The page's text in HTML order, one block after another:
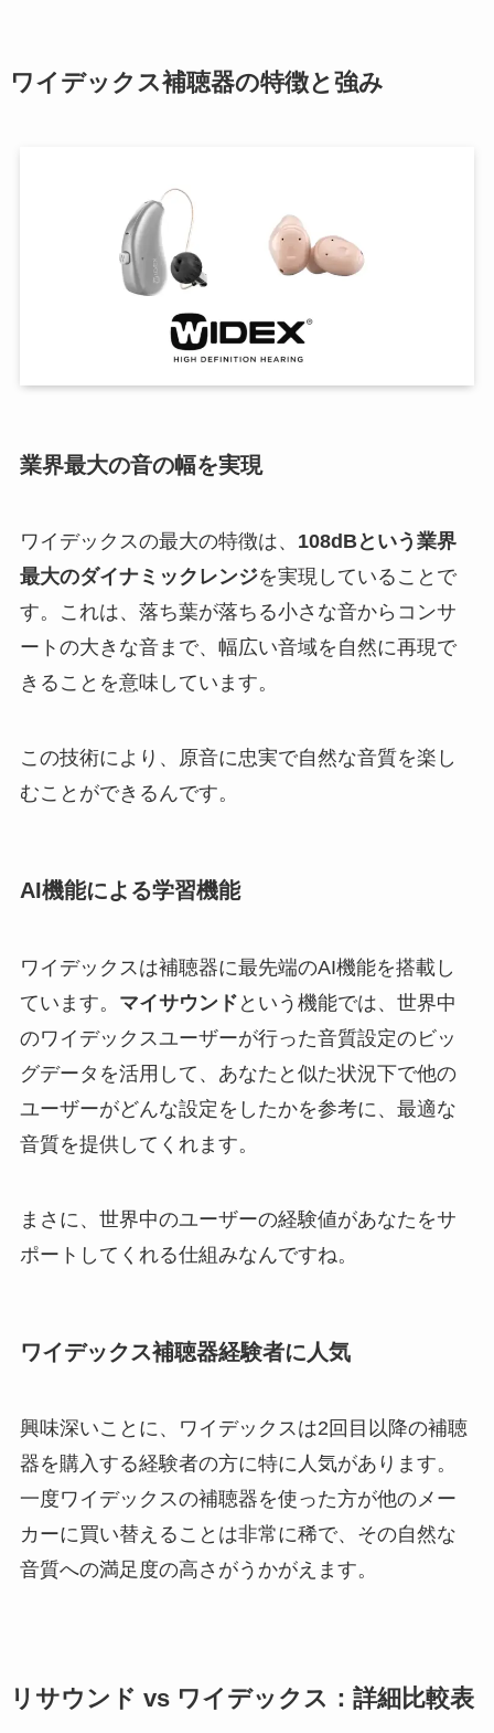
ワイデックス補聴器の特徴と強み
業界最大の音の幅を実現
ワイデックスの最大の特徴は、 108dBという業界
最大のダイナミックレンジを実現していることで
す。これは、落ち葉が落ちる小さな音からコンサ
ートの大きな音まで、幅広い音域を自然に再現で
きることを意味しています。
この技術により、原音に忠実で自然な音質を楽し
むことができるんです。
AI機能による学習機能
ワイデックスは補聴器に最先端のAI機能を搭載し
ています。 マイサウンド という機能では、世界中
のワイデックスユーザーが行った音質設定のビッ
グデータを活用して、あなたと似た状況下で他の
ユーザーがどんな設定をしたかを参考に、最適な
音質を提供してくれます。
まさに、世界中のユーザーの経験値があなたをサ
ポートしてくれる仕組みなんですね。
ワイデックス補聴器経験者に人気
興味深いことに、ワイデックスは2回目以降の補聴
器を購入する経験者の方に特に人気があります。
一度ワイデックスの補聴器を使った方が他のメー
カーに買い替えることは非常に稀で、その自然な
音質への満足度の高さがうかがえます。
リサウンド vs ワイデックス：詳細比較表